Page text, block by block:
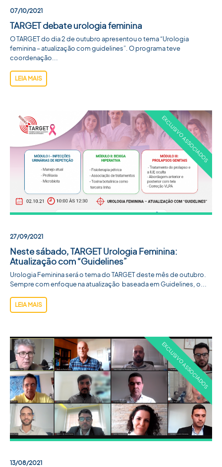
07/10/2021
TARGET debate urologia feminina
O TARGET do dia 2 de outubro apresentou o tema “Urologia
feminina – atualização com guidelines”. O programa teve
coordenação...
LEIA MAIS
27/09/2021
Neste sábado, TARGET Urologia Feminina:
Atualização com “Guidelines”
Urologia Feminina será o tema do TARGET deste mês de outubro.
Sempre com enfoque na atualização baseada em Guidelines, o...
LEIA MAIS
13/08/2021